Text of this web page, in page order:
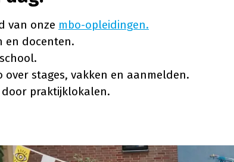
van onze mbo-opleidingen.
en docenten.
over stages, vakken en aanmelden.
praktijklokalen.